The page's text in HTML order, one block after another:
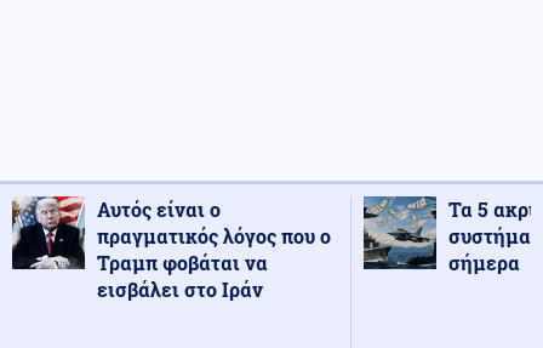
Αυτός είναι ο
πραγματικός λόγος που ο
Τραμπ φοβάται να
εισβάλει στο Ιράν
Τα 5
σήμερα